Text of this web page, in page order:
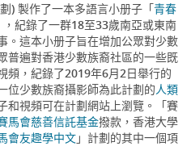
) 製作了一本多語言小册子「青春
，紀錄了一群18至33歲南亞或東南
。這本小册子旨在增加公眾對少數
普遍對香港少數族裔社區的一些既
頻，紀錄了2019年6月2日舉行的
位少數族裔攝影師為此計劃的人類
和視頻可在計劃網站上瀏覽。「賽
馬會慈善信託基金撥款，香港大學
會友趣學中文」計劃的其中一個項